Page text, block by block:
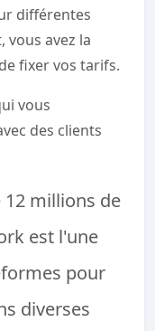
différentes
vous avez la
fixer vos tarifs.
vous
des clients
12 millions de
est l'une
pour
diverses